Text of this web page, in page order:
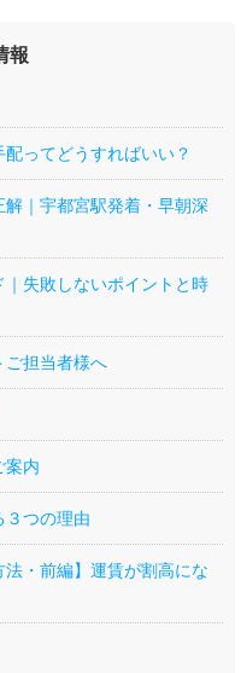
報
配ってどうすればいい？
｜宇都宮駅発着・早朝深
失敗しないポイントと時
ご担当者様へ
案内
３つの理由
法・前編】運賃が割高にな